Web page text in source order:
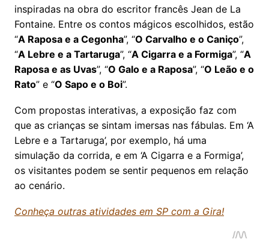
inspiradas na obra do escritor francês Jean de La
Fontaine. Entre os contos mágicos escolhidos, estão
“A Raposa e a Cegonha”, “O Carvalho e o Caniço”,
“A Lebre e a Tartaruga”, “A Cigarra e a Formiga”, “A
Raposa e as Uvas”, “O Galo e a Raposa”, “O Leão e o
Rato” e “O Sapo e o Boi”.
Com propostas interativas, a exposição faz com
que as crianças se sintam imersas nas fábulas. Em ‘A
Lebre e a Tartaruga’, por exemplo, há uma
simulação da corrida, e em ‘A Cigarra e a Formiga’,
os visitantes podem se sentir pequenos em relação
ao cenário.
Conheça outras atividades em SP com a Gira!